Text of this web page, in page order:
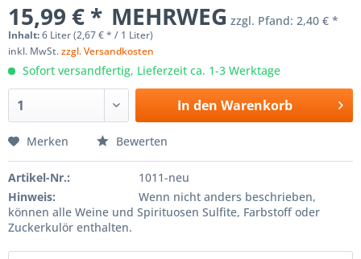
15,99 € * MEHRWEG zzgl. Pfand: 2,40 € *
Inhalt:6 Liter (2,67 € * / 1 Liter)
inkl. MwSt.zzgl. Versandkosten
Sofort versandfertig, Lieferzeit ca. 1-3 Werktage
In den Warenkorb
Merken Bewerten
Artikel-Nr.:
1011-neu
Hinweis:
Wenn nicht anders beschrieben,
können alle Weine und Spirituosen Sulfite, Farbstoff oder
Zuckerkulör enthalten.